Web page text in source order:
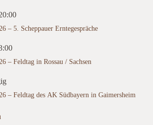
– 5. Scheppauer Erntegespräche
– Feldtag in Rossau / Sachsen
– Feldtag des AK Südbayern in Gaimersheim